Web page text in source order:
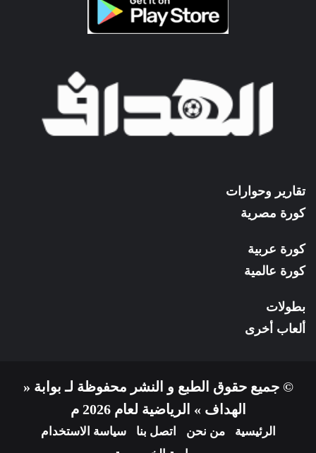
تقارير وحوارات
كورة مصرية
كورة عربية
كورة عالمية
بطولات
ألعاب أخرى
© جميع حقوق الطبع و النشر محفوظة لـ بوابة «
الهداف » الرياضية لعام 2026 م
الرئيسية من نحن اتصل بنا
سياسة الاستخدام